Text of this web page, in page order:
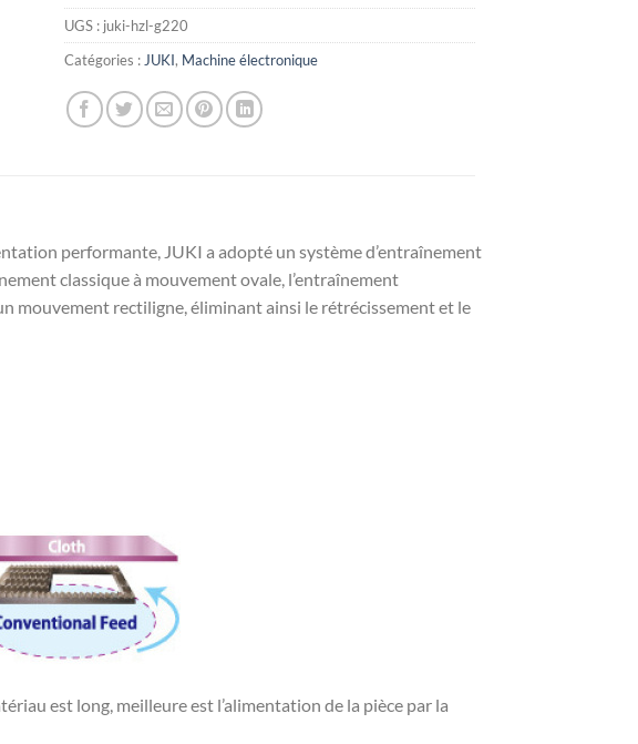
UGS : juki-hzl-g220
Catégories :JUKI, Machine électronique
performante, JUKI a adopté un système d’entraînement
classique à mouvement ovale, l’entraînement
mouvement rectiligne, éliminant ainsi le rétrécissement et le
est long, meilleure est l’alimentation de la pièce par la